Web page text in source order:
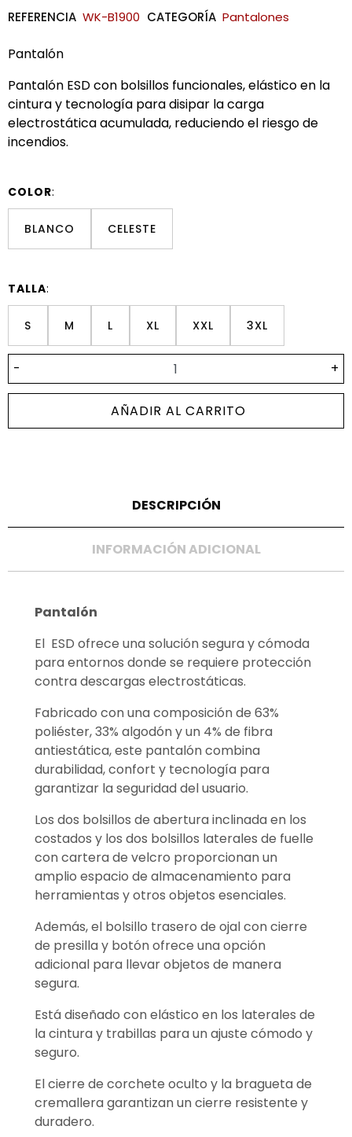
REFERENCIA WK-B1900 CATEGORÍA Pantalones
Pantalón
Pantalón ESD con bolsillos funcionales, elástico en la
cintura y tecnología para disipar la carga
electrostática acumulada, reduciendo el riesgo de
incendios.
COLOR:
BLANCO CELESTE
TALLA:
S M L XL XXL 3XL
- +
AÑADIR AL CARRITO
DESCRIPCIÓN
INFORMACIÓN ADICIONAL
Pantalón
El ESD ofrece una solución segura y cómoda
para entornos donde se requiere protección
contra descargas electrostáticas.
Fabricado con una composición de 63%
poliéster, 33% algodón y un 4% de fibra
antiestática, este pantalón combina
durabilidad, confort y tecnología para
garantizar la seguridad del usuario.
Los dos bolsillos de abertura inclinada en los
costados y los dos bolsillos laterales de fuelle
con cartera de velcro proporcionan un
amplio espacio de almacenamiento para
herramientas y otros objetos esenciales.
Además, el bolsillo trasero de ojal con cierre
de presilla y botón ofrece una opción
adicional para llevar objetos de manera
segura.
Está diseñado con elástico en los laterales de
la cintura y trabillas para un ajuste cómodo y
seguro.
El cierre de corchete oculto y la bragueta de
cremallera garantizan un cierre resistente y
duradero.